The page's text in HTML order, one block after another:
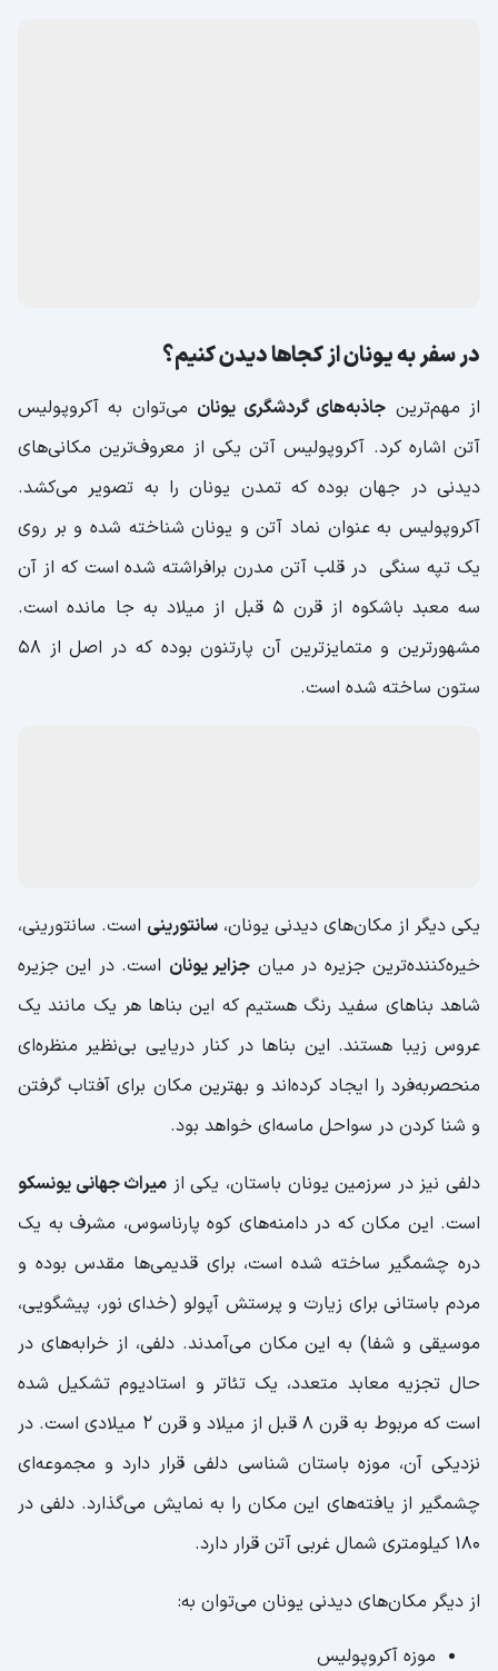
در سفر به یونان از کجاها دیدن کنیم؟
از مهم‌ترین جاذبه‌های گردشگری یونان می‌توان به آکروپولیس
آتن اشاره کرد. آکروپولیس آتن یکی از معروف‌ترین مکانی‌های
دیدنی در جهان بوده که تمدن یونان را به تصویر می‌کشد.
آکروپولیس به عنوان نماد آتن و یونان شناخته شده و بر روی
یک تپه سنگی در قلب آتن مدرن برافراشته شده است که از آن
سه معبد باشکوه از قرن 5 قبل از میلاد به جا مانده است.
مشهورترین و متمایزترین آن پارتنون بوده که در اصل از 58
ستون ساخته شده است.
یکی دیگر از مکان‌های دیدنی یونان، سانتورینی است. سانتورینی،
خیره‌کننده‌ترین جزیره در میان جزایر یونان است. در این جزیره
شاهد بناهای سفید رنگ هستیم که این بناها هر یک مانند یک
عروس زیبا هستند. این بناها در کنار دریایی بی‌نظیر منظره‌ای
منحصربه‌فرد را ایجاد کرده‌اند و بهترین مکان برای آفتاب گرفتن
و شنا کردن در سواحل ماسه‌ای خواهد بود.
دلفی نیز در سرزمین یونان باستان، یکی از میراث جهانی یونسکو
است. این مکان که در دامنه‌های کوه پارناسوس، مشرف به یک
دره چشمگیر ساخته شده است، برای قدیمی‌ها مقدس بوده و
مردم باستانی برای زیارت و پرستش آپولو (خدای نور، پیشگویی،
موسیقی و شفا) به این مکان می‌آمدند. دلفی، از خرابه‌های در
حال تجزیه معابد متعدد، یک تئاتر و استادیوم تشکیل شده
است که مربوط به قرن 8 قبل از میلاد و قرن 2 میلادی است. در
نزدیکی آن، موزه باستان شناسی دلفی قرار دارد و مجموعه‌ای
چشمگیر از یافته‌های این مکان را به نمایش می‌گذارد. دلفی در
180 کیلومتری شمال غربی آتن قرار دارد.
از دیگر مکان‌های دیدنی یونان می‌توان به:
موزه آکروپولیس